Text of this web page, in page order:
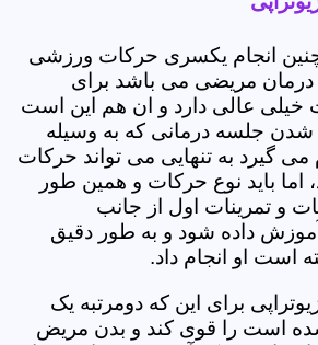
انجام یکسری حرکات ورزشی
درمان مریضی می باشد برای
خیلی عالی دارد و ان هم این است
شدن جلسه درمانی که به وسیله
می گیرد به تنهایی می تواند حرکات
اما باید نوع حرکات و همین طور
و تمرینات اول از جانب
آموزش داده شود و به طور دقیق
است او انجام داد.
برای این که دومرتبه یک
است را قوی کند و بدن مریض